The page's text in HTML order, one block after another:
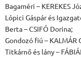
Bagaméri – KEREKES
Lópici Gáspár és
Berta – CSIFÓ Dorina;
Gondozó fiú – KALMÁR
Titkárnő és lány –